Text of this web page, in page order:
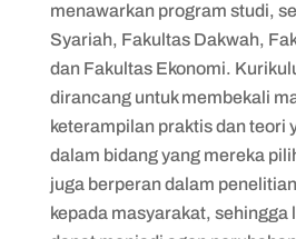
menawarkan program studi,
Syariah, Fakultas Dakwah,
dan Fakultas Ekonomi.
dirancang untuk membekali
keterampilan praktis dan teori
dalam bidang yang mereka
juga berperan dalam
kepada masyarakat, sehingga